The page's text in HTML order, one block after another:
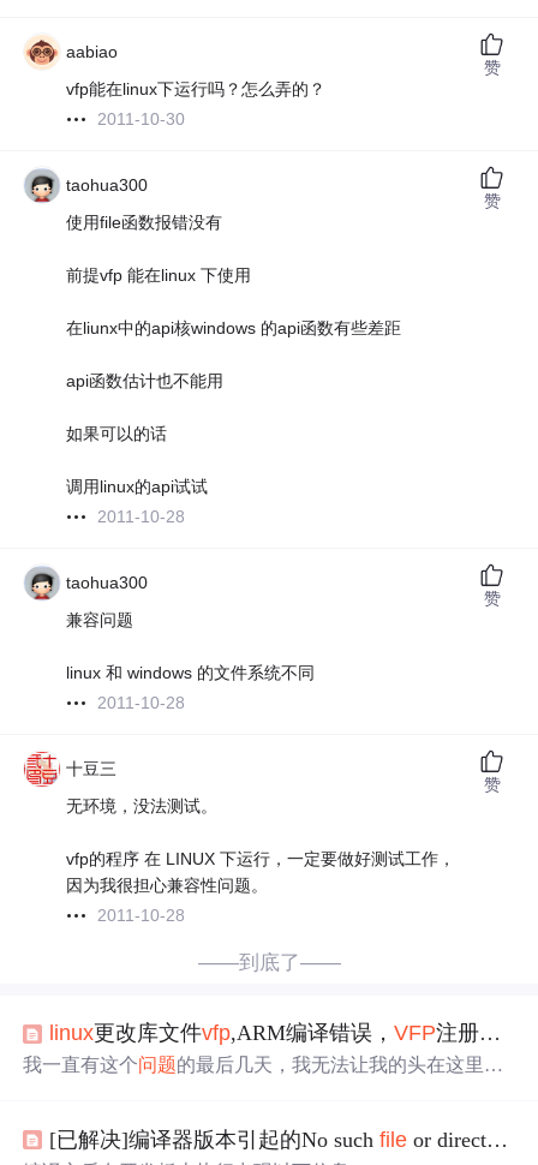
aabiao
vfp能在linux下运行吗？怎么弄的？
2011-10-30
赞
taohua300
使用file函数报错没有
前提vfp 能在linux 下使用
在liunx中的api核windows 的api函数有些差距
api函数估计也不能用
如果可以的话
调用linux的api试试
2011-10-28
赞
taohua300
兼容问题
linux 和 windows 的文件系统不同
2011-10-28
赞
十豆三
无环境，没法测试。
vfp的程序 在 LINUX 下运行，一定要做好测试工作，
因为我很担心兼容性问题。
2011-10-28
赞
——到底了——
linux更改库文件vfp,ARM编译错误，VFP注册使用
我一直有这个问题的最后几天，我无法让我的头在这里真
文件：CC = arm-linux-gnueabihf-gcc-4.6FLAGS = -O3 -marc
[已解决]编译器版本引起的No suchfile or directory